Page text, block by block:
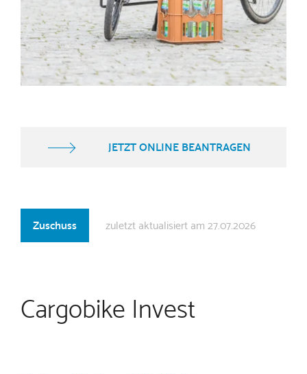
Zuschuss zuletzt aktualisiert am 27.07.2026
Cargobike Invest
JETZT ONLINE BEANTRAGEN